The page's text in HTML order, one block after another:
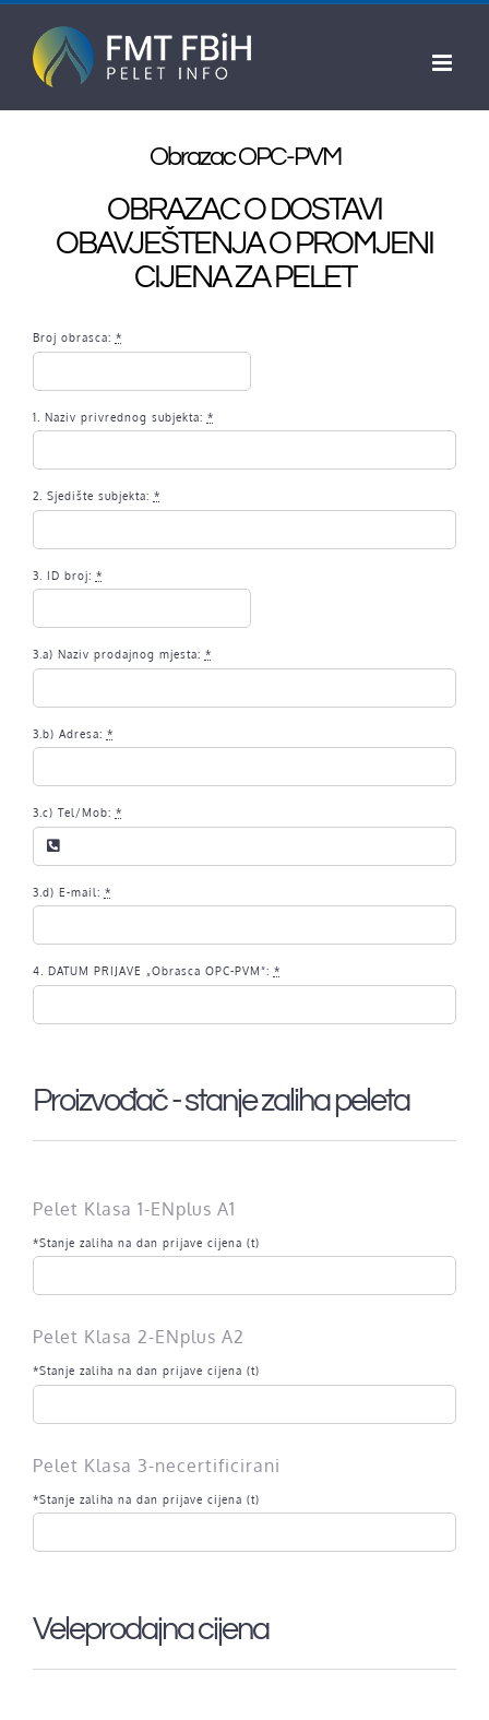
content
Obrazac OPC-PVM
OBRAZAC O DOSTAVI
OBAVJEŠTENJA O PROMJENI
CIJENA ZA PELET
Broj obrasca: *
1. Naziv privrednog subjekta: *
2. Sjedište subjekta: *
3. ID broj: *
3.a) Naziv prodajnog mjesta: *
3.b) Adresa: *
3.c) Tel/Mob: *
3.d) E-mail: *
4. DATUM PRIJAVE „Obrasca OPC-PVM“: *
Proizvođač - stanje zaliha peleta
Pelet Klasa 1-ENplus A1
*Stanje zaliha na dan prijave cijena (t)
Pelet Klasa 2-ENplus A2
*Stanje zaliha na dan prijave cijena (t)
Pelet Klasa 3-necertificirani
*Stanje zaliha na dan prijave cijena (t)
Veleprodajna cijena